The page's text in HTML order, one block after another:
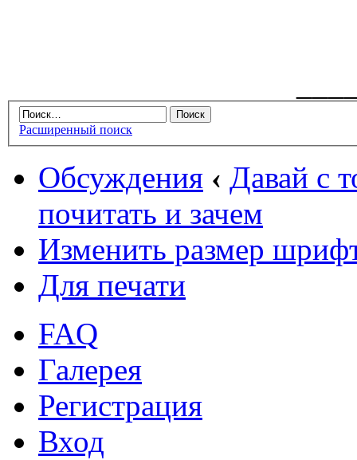
Расширенный поиск
Обсуждения ‹ Давай с
почитать и зачем
Изменить размер
Для печати
FAQ
Галерея
Регистрация
Вход